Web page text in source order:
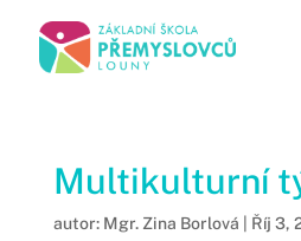
Multikulturní
autor: Mgr. Zina Borlová Říj 3,